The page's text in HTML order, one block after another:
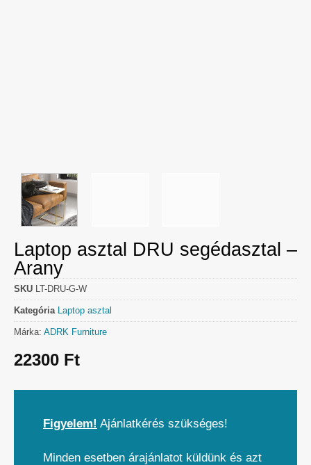
Laptop asztal DRU segédasztal –
Arany
SKU LT-DRU-G-W
Kategória Laptop asztal
Márka: ADRK Furniture
22300 Ft
Figyelem! Ajánlatkérés szükséges!
Minden esetben árajánlatot küldünk és azt